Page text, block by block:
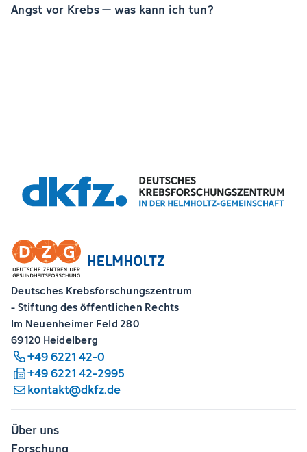
Angst vor Krebs – was kann ich tun?
Deutsches Krebsforschungszentrum
- Stiftung des öffentlichen Rechts
Im Neuenheimer Feld 280
69120 Heidelberg
+49 6221 42-0
+49 6221 42-2995
kontakt@dkfz.de
Über uns